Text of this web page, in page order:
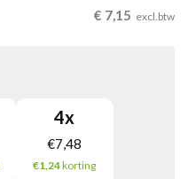
€ 7,15 excl.btw
4x
€7,48
€1,24korting